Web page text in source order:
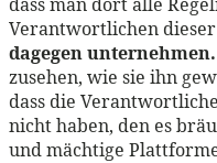
Verantwortlichen
dagegen unternehmen.
zusehen, wie sie ihn
dass die
nicht haben, den es
und mächtige